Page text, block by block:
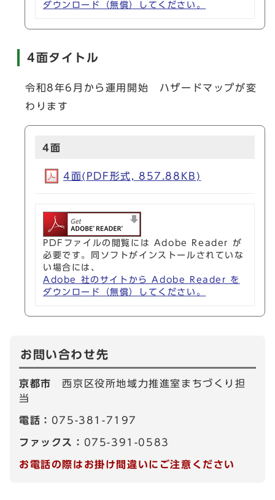
ダウンロード（無償）してください。
4面タイトル
令和8年6月から運用開始 ハザードマップが変
わります
4面
4面(PDF形式, 857.88KB)
PDFファイルの閲覧には Adobe Reader が
必要です。同ソフトがインストールされていな
い場合には、
Adobe 社のサイトから Adobe Reader を
ダウンロード（無償）してください。
お問い合わせ先
京都市西京区役所地域力推進室まちづくり担
当
電話： 075-381-7197
ファックス： 075-391-0583
お電話の際はお掛け間違いにご注意ください